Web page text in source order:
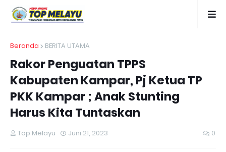
Beranda BERITA UTAMA
Rakor Penguatan TPPS
Kabupaten Kampar, Pj Ketua TP
PKK Kampar ; Anak Stunting
Harus Kita Tuntaskan
Top Melayu Juni 21, 2023 0